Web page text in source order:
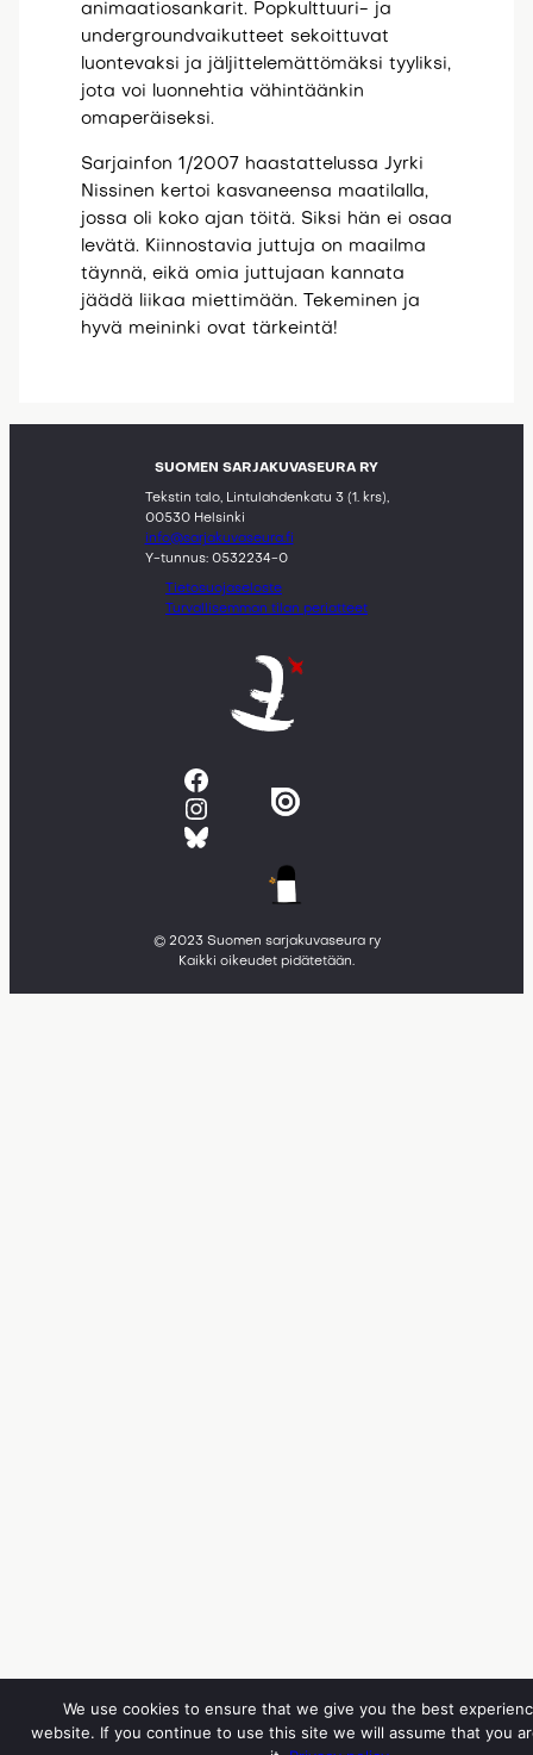
animaatiosankarit. Popkulttuuri- ja
undergroundvaikutteet sekoittuvat
luontevaksi ja jäljittelemättömäksi tyyliksi,
jota voi luonnehtia vähintäänkin
omaperäiseksi.
Sarjainfon 1/2007 haastattelussa Jyrki
Nissinen kertoi kasvaneensa maatilalla,
jossa oli koko ajan töitä. Siksi hän ei osaa
levätä. Kiinnostavia juttuja on maailma
täynnä, eikä omia juttujaan kannata
jäädä liikaa miettimään. Tekeminen ja
hyvä meininki ovat tärkeintä!
SUOMEN SARJAKUVASEURA RY
Tekstin talo, Lintulahdenkatu 3 (1. krs),
00530 Helsinki
info@sarjakuvaseura.fi
Y-tunnus: 0532234-0
Tietosuojaseloste
Turvallisemman tilan periatteet
Facebook
Instagram
Bluesky
© 2023 Suomen sarjakuvaseura ry
Kaikki oikeudet pidätetään.
We use cookies to ensure that we give you the best
website. If you continue to use this site we will assume that you